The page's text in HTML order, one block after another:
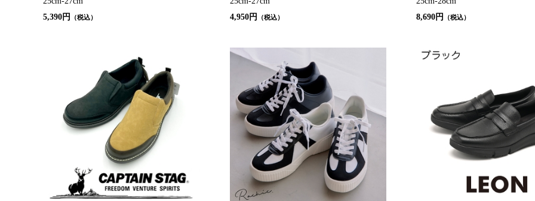
5,390円
（税込）
4,950円
（税込）
8,690円
（税込）